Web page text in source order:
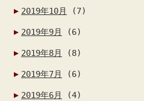
2019年10月 (7)
2019年9月 (6)
2019年8月 (8)
2019年7月 (6)
2019年6月 (4)